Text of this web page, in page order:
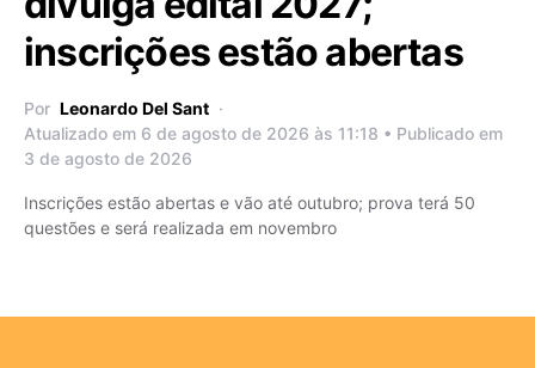
inscrições estão abertas
Por Leonardo Del Sant
Atualizado em 6 de agosto de 2026 às 11:18 • Publicado em
3 de agosto de 2026
Inscrições estão abertas e vão até outubro; prova terá 50
questões e será realizada em novembro